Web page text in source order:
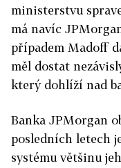
ministerstvu
má navíc
případem Madoff
měl dostat
který dohlíží nad
Banka JPMorgan
posledních letech
systému většinu